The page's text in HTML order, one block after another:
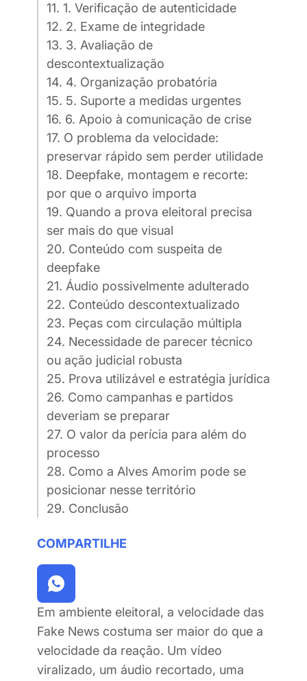
Em ambiente eleitoral, a velocidade das
Fake News costuma ser maior do que a
velocidade da reação. Um vídeo
viralizado, um áudio recortado, uma
11. 1. Verificação de autenticidade
12. 2. Exame de integridade
13. 3. Avaliação de
descontextualização
14. 4. Organização probatória
15. 5. Suporte a medidas urgentes
16. 6. Apoio à comunicação de crise
17. O problema da velocidade:
preservar rápido sem perder utilidade
18. Deepfake, montagem e recorte:
por que o arquivo importa
19. Quando a prova eleitoral precisa
ser mais do que visual
20. Conteúdo com suspeita de
deepfake
21. Áudio possivelmente adulterado
22. Conteúdo descontextualizado
23. Peças com circulação múltipla
24. Necessidade de parecer técnico
ou ação judicial robusta
25. Prova utilizável e estratégia jurídica
26. Como campanhas e partidos
deveriam se preparar
27. O valor da perícia para além do
processo
28. Como a Alves Amorim pode se
posicionar nesse território
29. Conclusão
COMPARTILHE